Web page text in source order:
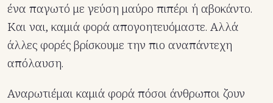
ένα παγωτό με γεύση μαύρο πιπέρι ή αβοκάντο.
Και ναι, καμιά φορά απογοητευόμαστε. Αλλά
άλλες φορές βρίσκουμε την πιο αναπάντεχη
απόλαυση.
Αναρωτιέμαι καμιά φορά πόσοι άνθρωποι ζουν